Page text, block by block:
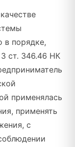
в порядке,
ст. 346.46 НК
применялась
применять
с